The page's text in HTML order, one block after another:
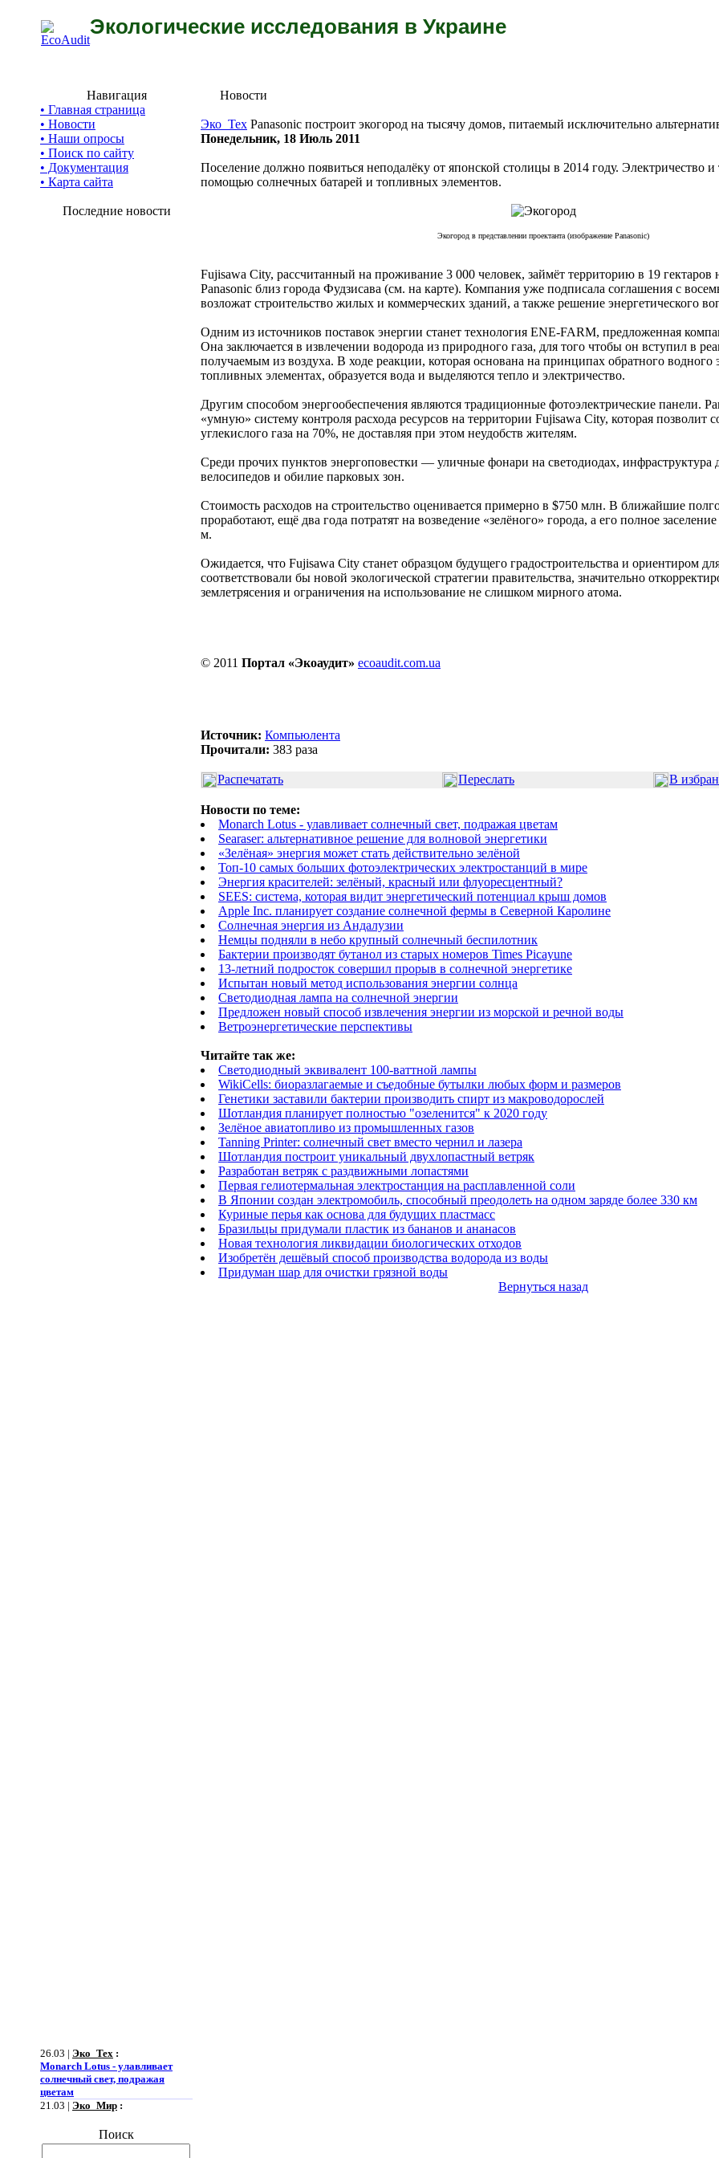
Экологические исследования в Украине
Навигация
• Главная страница
• Новости
• Наши опросы
• Поиск по сайту
• Документация
• Карта сайта
Последние новости
Monarch Lotus - улавливает
солнечный свет, подражая
цветам
21.03 |Эко_Мир:
Огромная ветряная ферма
отказаться от импорта энергии
Поиск
Новости
Эко_Тех Panasonic построит экогород на тысячу домов, питаемый исключительно
Понедельник, 18 Июль 2011
Поселение должно появиться неподалёку от японской столицы в 2014 году. Электричество и
помощью солнечных батарей и топливных элементов.
Экогород в представлении проектанта (изображение Panasonic)
Fujisawa City, рассчитанный на проживание 3 000 человек, займёт территорию в 19 гектаров
Panasonic близ города Фудзисава (см. на карте). Компания уже подписала соглашения с
возложат строительство жилых и коммерческих зданий, а также решение энергетического
Одним из источников поставок энергии станет технология ENE-FARM, предложенная
Она заключается в извлечении водорода из природного газа, для того чтобы он вступил в
получаемым из воздуха. В ходе реакции, которая основана на принципах обратного водного
топливных элементах, образуется вода и выделяются тепло и электричество.
Другим способом энергообеспечения являются традиционные фотоэлектрические панели.
«умную» систему контроля расхода ресурсов на территории Fujisawa City, которая позволит
углекислого газа на 70%, не доставляя при этом неудобств жителям.
Среди прочих пунктов энергоповестки — уличные фонари на светодиодах, инфраструктура
велосипедов и обилие парковых зон.
Стоимость расходов на строительство оценивается примерно в $750 млн. В ближайшие
проработают, ещё два года потратят на возведение «зелёного» города, а его полное
м.
Ожидается, что Fujisawa City станет образцом будущего градостроительства и ориентиром
соответствовали бы новой экологической стратегии правительства, значительно
землетрясения и ограничения на использование не слишком мирного атома.
© 2011 Портал «Экоаудит» ecoaudit.com.ua
Источник: Компьюлента
Прочитали: 383 раза
Распечатать Переслать В
Новости по теме:
Monarch Lotus - улавливает солнечный свет, подражая цветам
Searaser: альтернативное решение для волновой энергетики
«Зелёная» энергия может стать действительно зелёной
Топ-10 самых больших фотоэлектрических электростанций в мире
Энергия красителей: зелёный, красный или флуоресцентный?
SEES: система, которая видит энергетический потенциал крыш домов
Apple Inc. планирует создание солнечной фермы в Северной Каролине
Солнечная энергия из Андалузии
Немцы подняли в небо крупный солнечный беспилотник
Бактерии производят бутанол из старых номеров Times Picayune
13-летний подросток совершил прорыв в солнечной энергетике
Испытан новый метод использования энергии солнца
Светодиодная лампа на солнечной энергии
Предложен новый способ извлечения энергии из морской и речной воды
Ветроэнергетические перспективы
Читайте так же:
Светодиодный эквивалент 100-ваттной лампы
WikiCells: биоразлагаемые и съедобные бутылки любых форм и размеров
Генетики заставили бактерии производить спирт из макроводорослей
Шотландия планирует полностью "озеленится" к 2020 году
Зелёное авиатопливо из промышленных газов
Tanning Printer: солнечный свет вместо чернил и лазера
Шотландия построит уникальный двухлопастный ветряк
Разработан ветряк с раздвижными лопастями
Первая гелиотермальная электростанция на расплавленной соли
В Японии создан электромобиль, способный преодолеть на одном заряде более 330 км
Куриные перья как основа для будущих пластмасс
Бразильцы придумали пластик из бананов и ананасов
Новая технология ликвидации биологических отходов
Изобретён дешёвый способ производства водорода из воды
Придуман шар для очистки грязной воды
Вернуться назад